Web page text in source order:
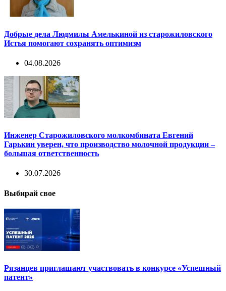
Добрые дела Людмилы Амелькиной из старожиловского
Истья помогают сохранять оптимизм
04.08.2026
Инженер Старожиловского молкомбината Евгений
Гарькин уверен, что производство молочной продукции –
большая ответственность
30.07.2026
Выбирай свое
Рязанцев приглашают участвовать в конкурсе «Успешный
патент»